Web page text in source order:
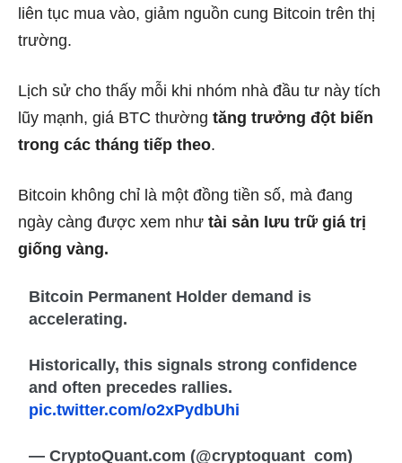
liên tục mua vào, giảm nguồn cung Bitcoin trên thị
trường.
Lịch sử cho thấy mỗi khi nhóm nhà đầu tư này tích
lũy mạnh, giá BTC thường tăng trưởng đột biến
trong các tháng tiếp theo.
Bitcoin không chỉ là một đồng tiền số, mà đang
ngày càng được xem như tài sản lưu trữ giá trị
giống vàng.
Bitcoin Permanent Holder demand is
accelerating.
Historically, this signals strong confidence
and often precedes rallies.
pic.twitter.com/o2xPydbUhi
— CryptoQuant.com (@cryptoquant_com)